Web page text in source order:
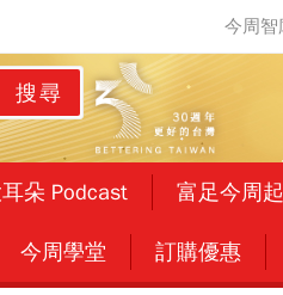
搜尋
朵 Podcast 富足今周起
今周學堂 訂購優惠